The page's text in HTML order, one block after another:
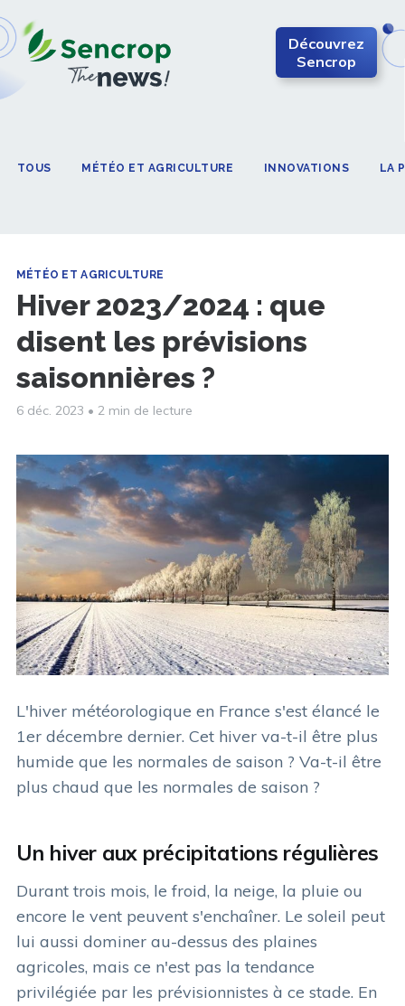
Découvrez
Sencrop
TOUS MÉTÉO ET AGRICULTURE INNOVATIONS LA
MÉTÉO ET AGRICULTURE
Hiver 2023/2024 : que
disent les prévisions
saisonnières ?
6 déc. 2023 • 2 min de lecture
L'hiver météorologique en France s'est élancé le
1er décembre dernier. Cet hiver va-t-il être plus
humide que les normales de saison ? Va-t-il être
plus chaud que les normales de saison ?
Un hiver aux précipitations régulières
Durant trois mois, le froid, la neige, la pluie ou
encore le vent peuvent s'enchaîner. Le soleil peut
lui aussi dominer au-dessus des plaines
agricoles, mais ce n'est pas la tendance
privilégiée par les prévisionnistes à ce stade. En